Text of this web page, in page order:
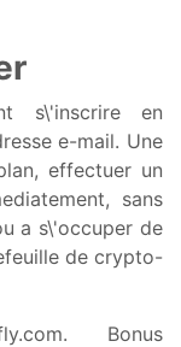
s\'inscrire en
e-mail. Une
effectuer un
sans
a s\'occuper de
de crypto-
Bonus